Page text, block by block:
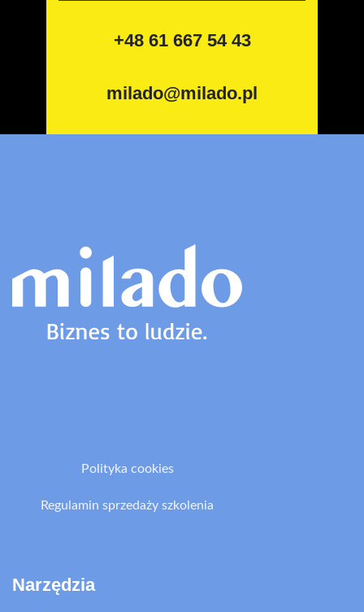
+48 61 667 54 43
milado@milado.pl
Polityka cookies
Regulamin sprzedaży szkolenia
Narzędzia